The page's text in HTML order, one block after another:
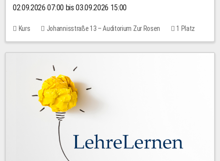
02.09.2026 07:00 bis 03.09.2026 15:00
Kurs Johannisstraße 13 – Auditorium Zur Rosen 1 Platz